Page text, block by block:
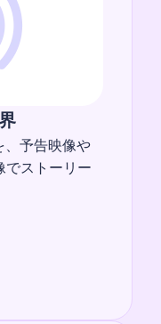
、予告映像や
でストーリー